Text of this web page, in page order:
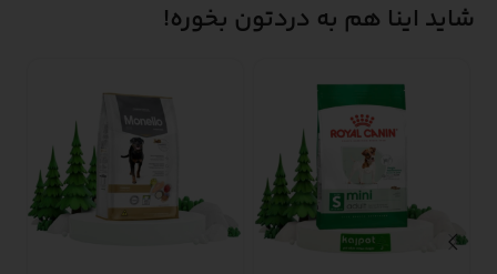
شاید اینا هم به دردتون بخوره!